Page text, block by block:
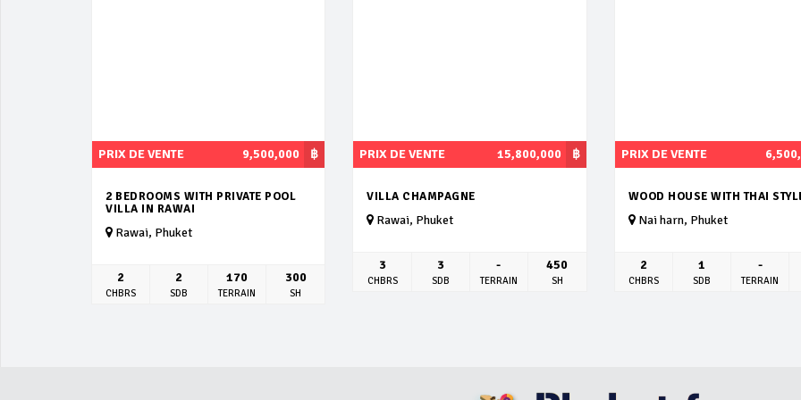
฿
PRIX DE VENTE 9,500,000
2 BEDROOMS WITH PRIVATE POOL
VILLA IN RAWAI
Rawai, Phuket
2
CHBRS
2
SDB
170
TERRAIN
300
SH
฿
PRIX DE VENTE 15,800,000
VILLA CHAMPAGNE
Rawai, Phuket
3
CHBRS
3
SDB
-
TERRAIN
450
SH
PRIX DE VENTE
WOOD HOUSE WITH THAI
Nai harn, Phuket
2
CHBRS
1
SDB
-
TERRAIN